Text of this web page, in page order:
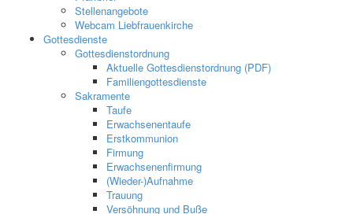
Stellenangebote
Webcam Liebfrauenkirche
Gottesdienste
Gottesdienstordnung
Aktuelle Gottesdienstordnung (PDF)
Familiengottesdienste
Sakramente
Taufe
Erwachsenentaufe
Erstkommunion
Firmung
Erwachsenenfirmung
(Wieder-)Aufnahme
Trauung
Versöhnung und Buße